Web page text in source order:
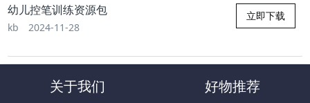
立即下载
幼儿控笔训练资源包
kb 2024-11-28
关于我们 好物推荐